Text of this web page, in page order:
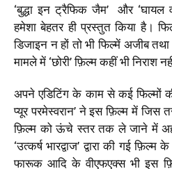
‘बुद्धा इन ट्रैफिक जैम’ और
हमेशा बेहतर ही प्रस्तुत किया है।
डिजाइन न हों तो भी फिल्में अजीब
मामले में ‘छोरी’ फ़िल्म कहीं भी निराश
अपने एडिटिंग के काम से कई फिल्मों
प्यूर परमेस्वरान’ ने इस फ़िल्म में जिस
फ़िल्म को ऊंचे स्तर तक ले जाने में
‘उत्कर्ष भारद्वाज’ द्वारा की गई
फारूक आदि के वीएफएक्स भी इस